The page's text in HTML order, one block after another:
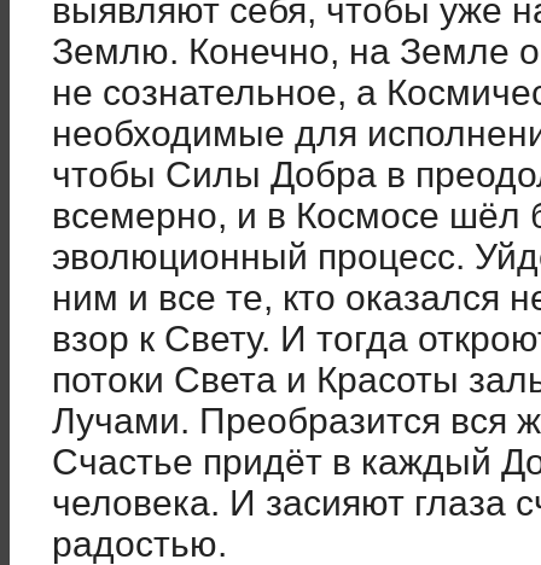
выявляют себя, чтобы уже
Землю. Конечно, на Земле
не сознательное, а
необходимые для
чтобы Силы Добра в
всемерно, и в Космосе шёл
эволюционный процесс.
ним и все те, кто оказался
взор к Свету. И тогда
потоки Света и Красоты
Лучами. Преобразится вся
Счастье придёт в каждый
человека. И засияют глаза
радостью.